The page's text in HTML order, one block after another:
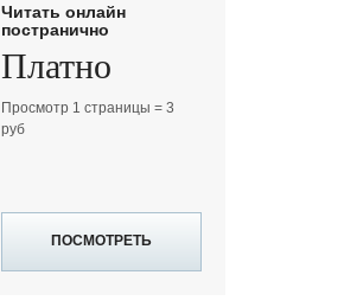
Читать онлайн
постранично
Платно
Просмотр 1 страницы = 3
руб
ПОСМОТРЕТЬ